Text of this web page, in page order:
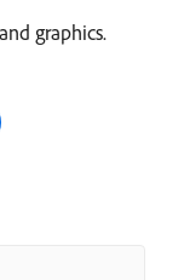
graphics.